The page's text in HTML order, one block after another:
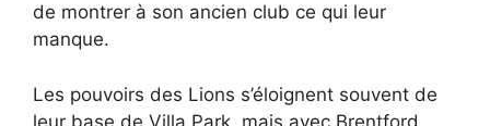
de montrer à son ancien club ce qui leur
manque.
Les pouvoirs des Lions s’éloignent souvent de
leur base de Villa Park, mais avec Brentford